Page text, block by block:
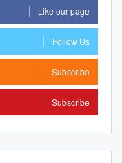
Like our page
Follow Us
Subscribe
Subscribe